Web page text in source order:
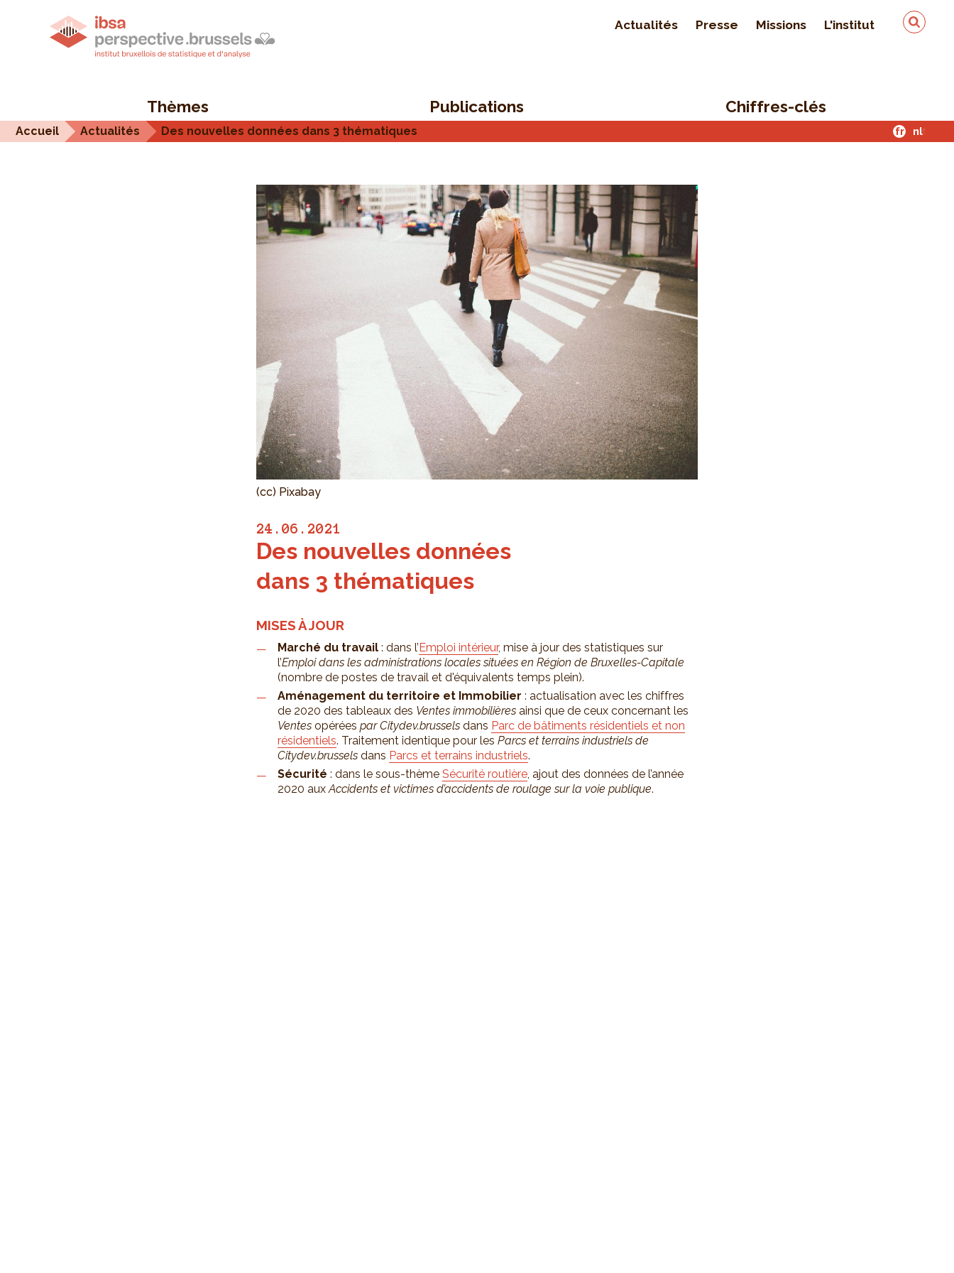
Actualités Presse Missions L'institut
Qualité & sécurité des
Thèmes Publications Chiffres-clés
Accueil Actualités Des nouvelles données dans 3 thématiques fr nl
(cc) Pixabay
24.06.2021
Des nouvelles données
dans 3 thématiques
MISES À JOUR
Marché du travail : dans l’Emploi intérieur, mise à jour des statistiques sur
l’Emploi dans les administrations locales situées en Région de Bruxelles-Capitale
(nombre de postes de travail et d'équivalents temps plein).
Aménagement du territoire et Immobilier : actualisation avec les chiffres
de 2020 des tableaux des Ventes immobilières ainsi que de ceux concernant les
Ventes opérées par Citydev.brussels dans Parc de bâtiments résidentiels et non
résidentiels. Traitement identique pour les Parcs et terrains industriels de
Citydev.brussels dans Parcs et terrains industriels.
Sécurité : dans le sous-thème Sécurité routière , ajout des données de l’année
2020 aux Accidents et victimes d’accidents de roulage sur la voie publique.